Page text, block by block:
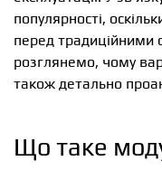
популярності,
перед традиційними
розглянемо, чому
також детально
Що таке